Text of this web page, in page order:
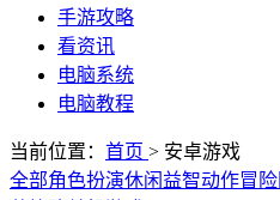
手游攻略
看资讯
电脑系统
电脑教程
当前位置： 首页 > 安卓游戏
全部角色扮演休闲益智动作冒险